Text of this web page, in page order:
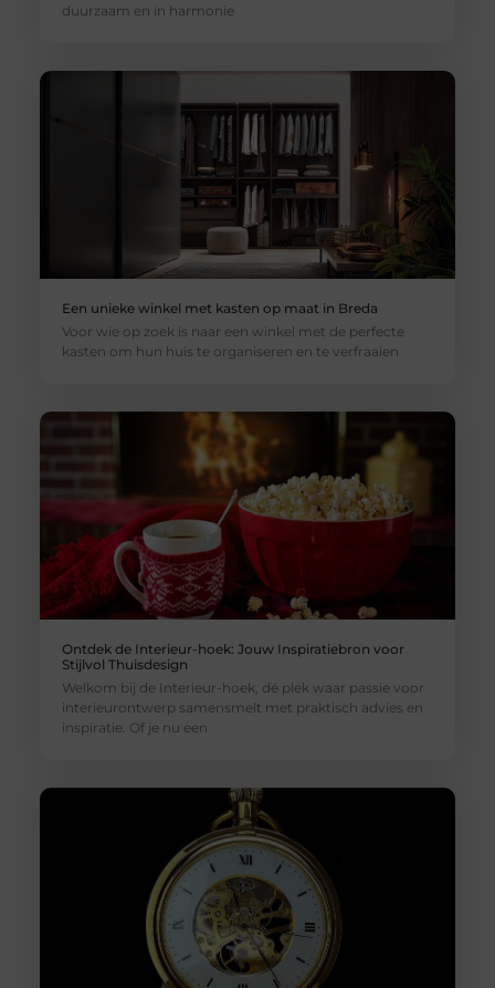
duurzaam en in harmonie
Een unieke winkel met kasten op maat in Breda
Voor wie op zoek is naar een winkel met de perfecte
kasten om hun huis te organiseren en te verfraaien
Ontdek de Interieur-hoek: Jouw Inspiratiebron voor
Stijlvol Thuisdesign
Welkom bij de Interieur-hoek, dé plek waar passie voor
interieurontwerp samensmelt met praktisch advies en
inspiratie. Of je nu een